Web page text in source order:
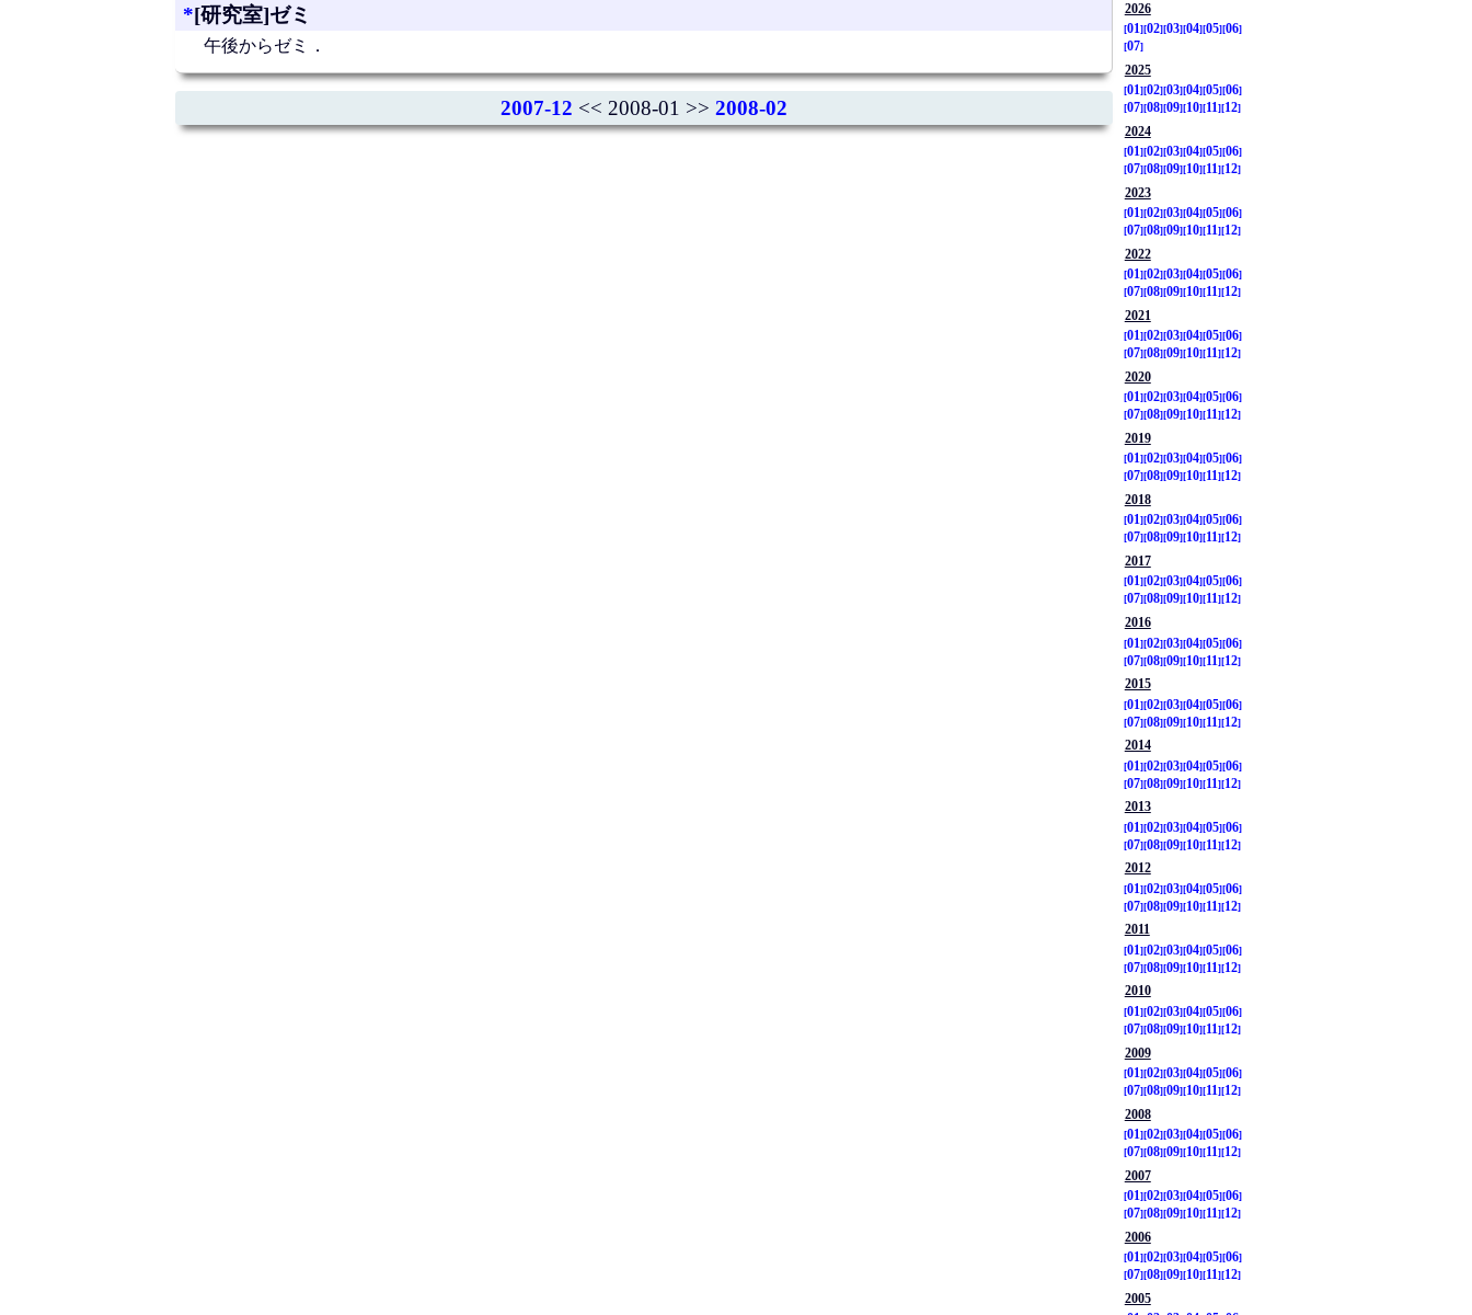
*[研究室]ゼミ
午後からゼミ．
2007-12 << 2008-01 >> 2008-02
2026
01
02 03 04 05 06
07
2025
01
02 03 04 05 06
07 08 09 10 11
12
2024
01
02 03 04 05 06
07 08 09 10 11
12
2023
01
02 03 04 05 06
07 08 09 10 11
12
2022
01
02 03 04 05 06
07 08 09 10 11
12
2021
01
02 03 04 05 06
07 08 09 10 11
12
2020
01
02 03 04 05 06
07 08 09 10 11
12
2019
01
02 03 04 05 06
07 08 09 10 11
12
2018
01 02 03 04 05 06
07 08 09 10 11 12
2017
01 02 03 04 05 06
07 08 09 10 11 12
2016
01
02 03 04 05 06
07 08 09 10 11
12
2015
01
02 03 04 05 06
07 08 09 10 11
12
2014
01
02 03 04 05 06
07 08 09 10 11
12
2013
01
02 03 04 05 06
07 08 09 10 11
12
2012
01
02 03 04 05 06
07 08 09 10 11
12
2011
01
02 03 04 05 06
07 08 09 10 11
12
2010
01
02 03 04 05 06
07 08 09 10 11
12
2009
01
02 03 04 05 06
07 08 09 10 11
12
2008
01
02 03 04 05 06
07 08 09 10 11
12
2007
01
02 03 04 05 06
07 08 09 10 11
12
2006
01
02 03 04 05 06
07 08 09 10 11
12
2005